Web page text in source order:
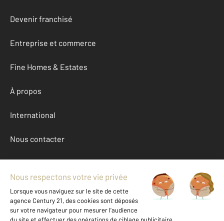
Devenir franchisé
Entreprise et commerce
Fine Homes & Estates
À propos
International
Nous contacter
Mentions légales & CGU et Barèmes d'honoraires
Données personnelles
Gestionnaire des cookies